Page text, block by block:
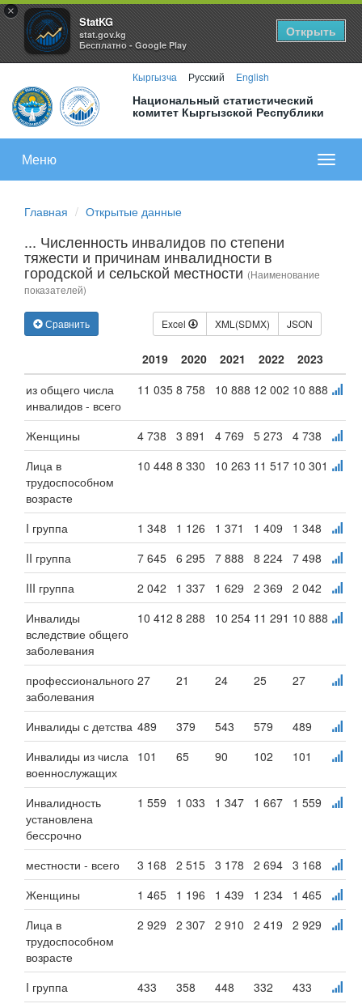
×
StatKG
stat.gov.kg
Бесплатно - Google Play
Открыть
Кыргызча Русский English
Национальный статистический
комитет Кыргызской Республики
меню
Меню
Главная Открытые данные
... Численность инвалидов по степени
тяжести и причинам инвалидности в
городской и сельской местности (Наименование
показателей)
Сравнить Excel XML(SDMX) JSON
2019 2020 2021 2022
2023
из общего числа
инвалидов - всего
11 035 8 758 10 888 12 002 10 888
Женщины 4 738 3 891 4 769 5 273
4 738
Лица в
трудоспособном
возрасте
10 448 8 330 10 263 11 517 10 301
I группа 1 348 1 126 1 371 1 409
1 348
II группа
7 645 6 295 7 888 8 224 7 498
III группа
2 042 1 337 1 629 2 369
2 042
Инвалиды
вследствие общего
заболевания
10 412 8 288 10 254 11 291 10 888
профессионального
заболевания
27 21 24 25 27
Инвалиды с детства 489 379 543 579
489
Инвалиды из числа
военнослужащих
101 65 90 102 101
Инвалидность
установлена
бессрочно
1 559 1 033 1 347 1 667 1 559
местности - всего 3 168 2 515 3 178 2 694 3 168
Женщины
1 465 1 196 1 439 1 234
1 465
Лица в
трудоспособном
возрасте
2 929 2 307 2 910 2 419 2 929
I группа 433 358 448 332
433